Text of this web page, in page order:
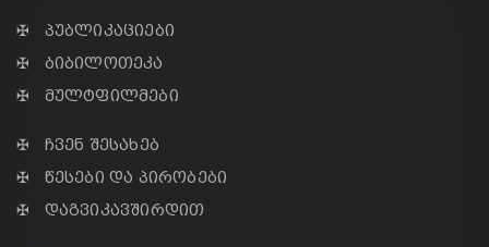
✠ პუბლიკაციები
✠ ბიბილოთეკა
✠ მულტფილმები
✠ ჩვენ შესახებ
✠ წესები და პირობები
✠ დაგვიკავშირდით